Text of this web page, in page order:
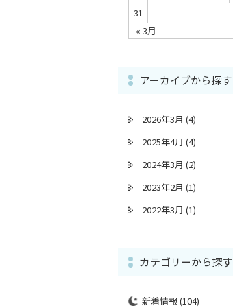
« 3月
31
アーカイブから探す
2026年3月 (4)
2025年4月 (4)
2024年3月 (2)
2023年2月 (1)
2022年3月 (1)
カテゴリーから探す
新着情報(104)